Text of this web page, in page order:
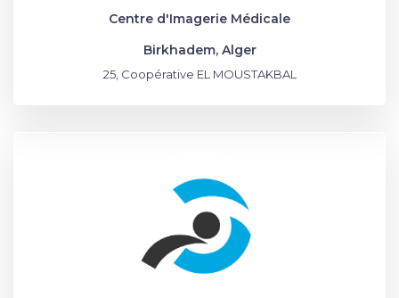
Centre d'Imagerie Médicale
Birkhadem, Alger
25, Coopérative EL MOUSTAKBAL